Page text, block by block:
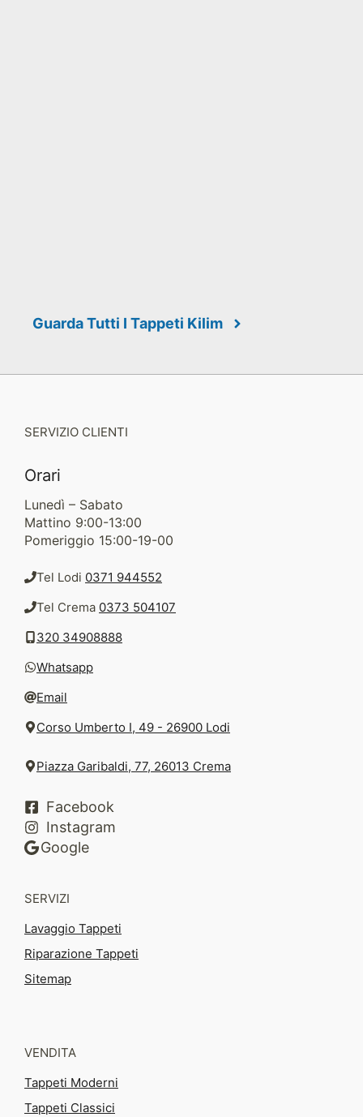
Guarda Tutti I Tappeti Kilim
SERVIZIO CLIENTI
Orari
Lunedì – Sabato
Mattino 9:00-13:00
Pomeriggio 15:00-19-00
Tel Lodi 0371 944552
Tel Crema 0373 504107
320 34908888
Whatsapp
Email
Corso Umberto I, 49 - 26900 Lodi
Piazza Garibaldi, 77, 26013 Crema
Facebook
Instagram
Google
SERVIZI
Lavaggio Tappeti
Riparazione Tappeti
Sitemap
VENDITA
Tappeti Moderni
Tappeti Classici